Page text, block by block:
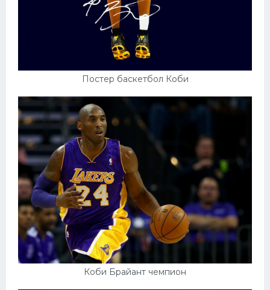
Постер баскетбол Коби
Коби Брайант чемпион